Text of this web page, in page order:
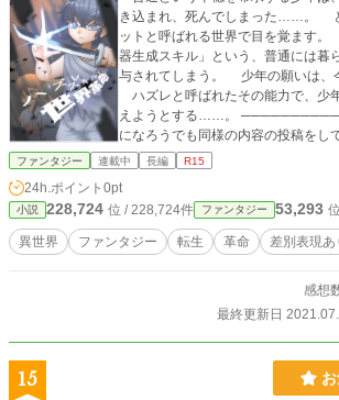
き込まれ、死んでしまった……。
ットと呼ばれる世界で目を覚ます
器生成スキル」という、普通には暮
与されてしまう。 少年の願いは、今も昔も「普通の人生」
ハズレと呼ばれたその能力で、少
えようとする……。 ──────────────────── 小説家
になろうでも同様の内容の投稿をし
行投稿のなろう版に追いつきました
がありますが、ストーリーの違いは
ファンタジー 連載中 長編 R15
24h.ポイント 0pt
小説 228,724 位 / 228,724件 ファンタジー 53,293
異世界 ファンタジー 転生 革命 差別表現あ
感想
最終更新日
15